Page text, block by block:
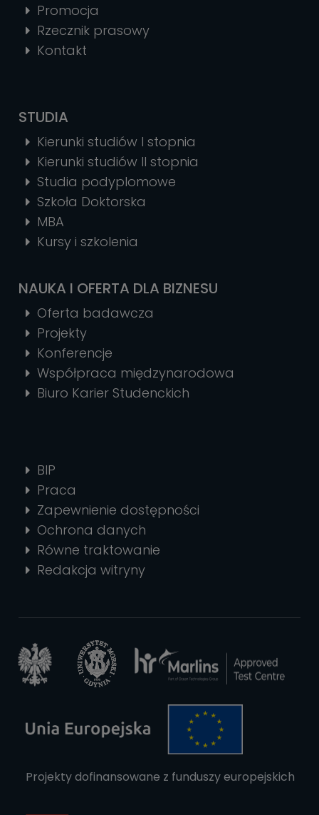
Promocja
Rzecznik prasowy
Kontakt
STUDIA
Kierunki studiów I stopnia
Kierunki studiów II stopnia
Studia podyplomowe
Szkoła Doktorska
MBA
Kursy i szkolenia
NAUKA I OFERTA DLA BIZNESU
Oferta badawcza
Projekty
Konferencje
Współpraca międzynarodowa
Biuro Karier Studenckich
BIP
Praca
Zapewnienie dostępności
Ochrona danych
Równe traktowanie
Redakcja witryny
Projekty dofinansowane z funduszy europejskich